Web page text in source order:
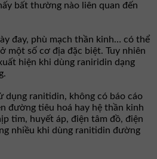
bất thường nào liên quan đến
đay, phù mạch thần kinh… có thể
một số cơ địa đặc biệt. Tuy nhiên
hiện khi dùng raniridin dạng
dụng ranitidin, không có báo cáo
đường tiêu hoá hay hệ thần kinh
tim, huyết áp, điện tâm đồ, điện
nhiều khi dùng ranitidin đường